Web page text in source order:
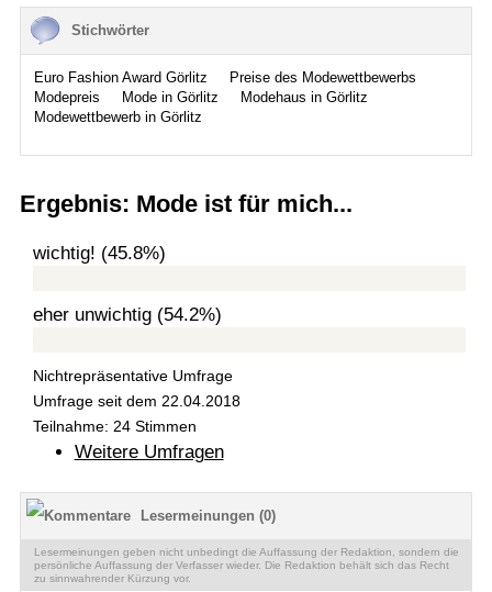
Stichwörter
Euro Fashion Award Görlitz
Preise des Modewettbewerbs
Modepreis
Mode in Görlitz
Modehaus in Görlitz
Modewettbewerb in Görlitz
Ergebnis: Mode ist für mich...
wichtig! (45.8%)
eher unwichtig (54.2%)
Nichtrepräsentative Umfrage
Umfrage seit dem 22.04.2018
Teilnahme: 24 Stimmen
Weitere Umfragen
Lesermeinungen (0)
Lesermeinungen geben nicht unbedingt die Auffassung der Redaktion, sondern die
persönliche Auffassung der Verfasser wieder. Die Redaktion behält sich das Recht
zu sinnwahrender Kürzung vor.